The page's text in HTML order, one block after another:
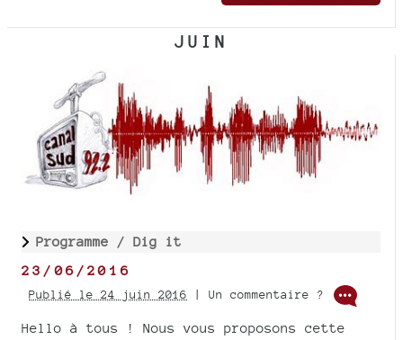
JUIN
Programme / Dig it
23/06/2016
Publié le 24 juin 2016 | Un commentaire ?
Hello à tous ! Nous vous proposons cette